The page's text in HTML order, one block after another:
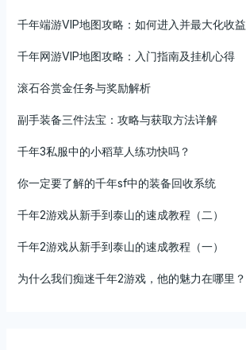
千年端游VIP地图攻略：如何进入并最大化收益
千年网游VIP地图攻略：入门指南及挂机心得
滚石谷赏金任务与奖励解析
副手装备三件法宝：攻略与获取方法详解
千年3私服中的小稻草人练功快吗？
你一定要了解的千年sf中的装备回收系统
千年2游戏从新手到泰山的速成教程（二）
千年2游戏从新手到泰山的速成教程（一）
为什么我们痴迷千年2游戏，他的魅力在哪里？